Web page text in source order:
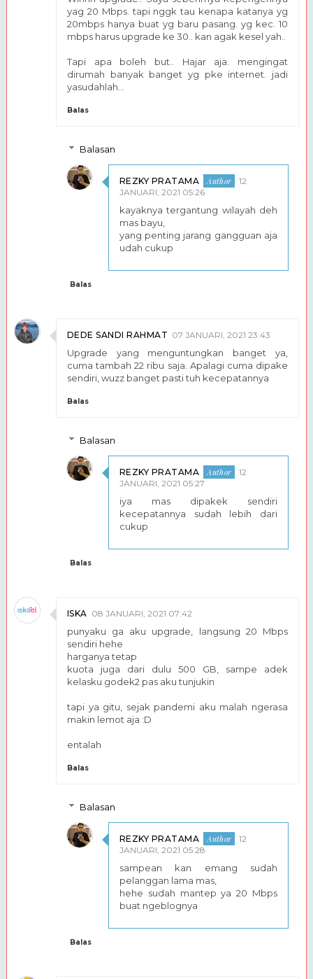
yag 20 Mbps. tapi nggk tau kenapa katanya yg
20mbps hanya buat yg baru pasang. yg kec. 10
mbps harus upgrade ke 30.. kan agak kesel yah..
Tapi apa boleh but.. Hajar aja. mengingat
dirumah banyak banget yg pke internet. jadi
yasudahlah...
Balas
Balasan
REZKY PRATAMA
12
JANUARI, 2021 05:26
kayaknya tergantung wilayah deh
mas bayu,
yang penting jarang gangguan aja
udah cukup
Balas
DEDE SANDI RAHMAT 07 JANUARI, 2021 23:43
Upgrade yang menguntungkan banget ya,
cuma tambah 22 ribu saja. Apalagi cuma dipake
sendiri, wuzz banget pasti tuh kecepatannya
Balas
Balasan
REZKY PRATAMA
12
JANUARI, 2021 05:27
iya mas dipakek sendiri
kecepatannya sudah lebih dari
cukup
Balas
ISKA 08 JANUARI, 2021 07:42
punyaku ga aku upgrade, langsung 20 Mbps
sendiri hehe
harganya tetap
kuota juga dari dulu 500 GB, sampe adek
kelasku godek2 pas aku tunjukin
tapi ya gitu, sejak pandemi aku malah ngerasa
makin lemot aja :D
entalah
Balas
Balasan
REZKY PRATAMA
12
JANUARI, 2021 05:28
sampean kan emang sudah
pelanggan lama mas,
hehe sudah mantep ya 20 Mbps
buat ngeblognya
Balas